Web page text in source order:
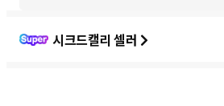
시크드캘리 셀러